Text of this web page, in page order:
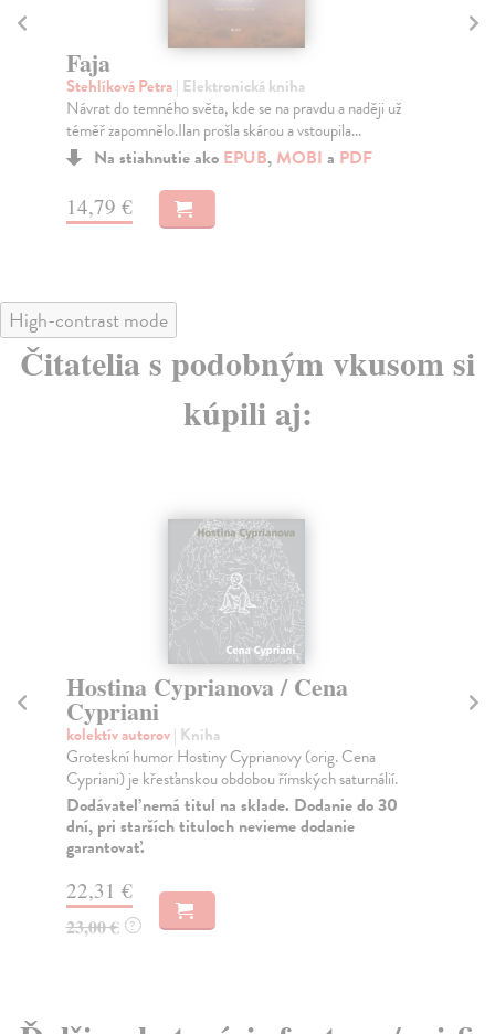
Faja
Stehlíková Petra| Elektronická kniha
Návrat do temného světa, kde se na pravdu a naději už
téměř zapomnělo.Ilan prošla skárou a vstoupila...
Na stiahnutie ako EPUB, MOBI a PDF
14,79 €
High-contrast mode
Čitatelia s podobným vkusom si
kúpili aj:
Hostina Cyprianova / Cena
Cypriani
kolektív autorov| Kniha
Groteskní humor Hostiny Cyprianovy (orig. Cena
Cypriani) je křesťanskou obdobou římských saturnálií.
Dodávateľ nemá titul na sklade. Dodanie do 30
dní, pri starších tituloch nevieme dodanie
garantovať.
22,31 €
23,00 € ?